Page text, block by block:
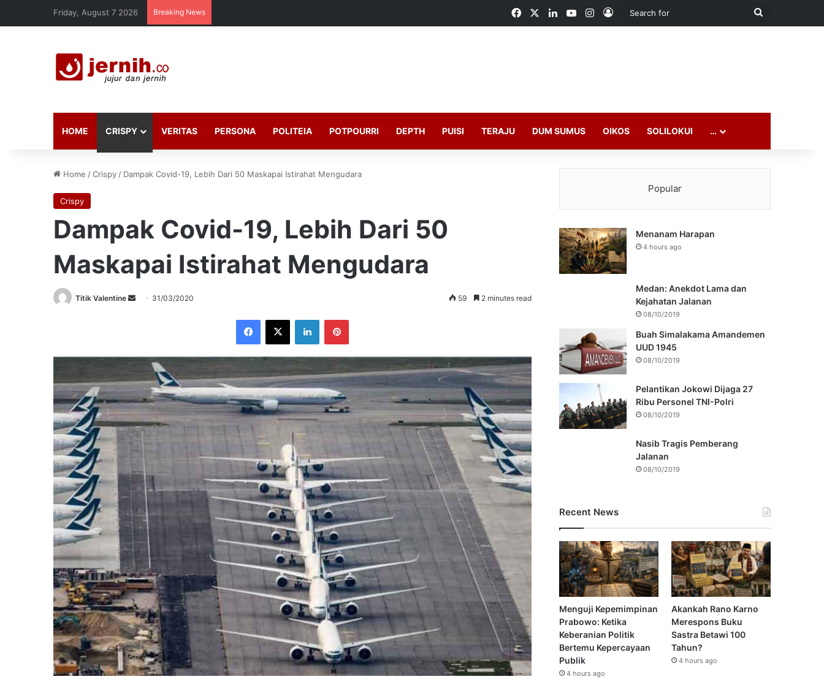
Friday, August 7 2026 Breaking News FacebookLinkedInYouTubeInstagram
Log In
Search
HOME CRISPY VERITAS PERSONA POLITEIA POTPOURRI DEPTH PUISI TERAJU DUM SUMUS OIKOS SOLILOKUI …
Home /Crispy / Dampak Covid-19, Lebih Dari 50 Maskapai Istirahat Mengudara
Crispy
Dampak Covid-19, Lebih Dari 50
Maskapai Istirahat Mengudara
Titik Valentine
Send 31/03/2020 59 2 minutes read
Facebook
X LinkedInPinterest
Popular
Menanam Harapan
4 hours ago
Medan: Anekdot Lama dan
Kejahatan Jalanan
08/10/2019
Buah Simalakama Amandemen
UUD 1945
08/10/2019
Pelantikan Jokowi Dijaga 27
Ribu Personel TNI-Polri
08/10/2019
Nasib Tragis Pemberang
Jalanan
08/10/2019
Recent News
Menguji Kepemimpinan
Prabowo: Ketika
Keberanian Politik
Bertemu Kepercayaan
Publik
4 hours ago
Akankah Rano Karno
Merespons Buku
Sastra Betawi 100
Tahun?
4 hours ago